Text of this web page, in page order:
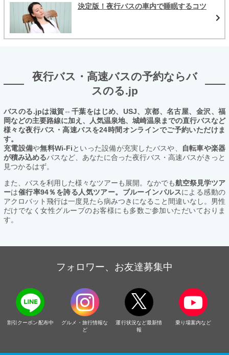
決定版！夜行バスの車内で睡眠するコツ
夜行バス・高速バスの予約ならバ
スのる.jp
バスのる.jpは滋賀⇔千葉をはじめ、USJ、京都、名古屋、金沢、福
岡などの主要路線に加え、人気温泉地、城崎温泉までの直行バスなど
様々な夜行バス・高速バスを24時間オンラインでご予約いただけま
す。
充電設備や無料Wi-Fiといった設備が充実したバスや、
自転車や楽器
が積み込めるバスなど、あなたに合った夜行バス・高速バスがきっと
見つかるはず。
また、バスを利用した様々なツアーも展開。なかでも航空祭見学ツア
ーは催行率94％を誇る人気ツアー。ブルーインパルスによる感動の
アクロバット飛行は一度見たら病みつきになること間違いなし。男性
だけでなく女性グループのお客様にも多数ご参加いただいておりま
す。
フォロワー、お友達募集中
割引クーポン配布中
グルメ・旅行情報な
ど
運行状況など最新情
報
乗り場案内など